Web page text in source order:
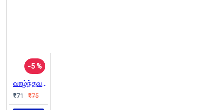
-5 %
வாழ்ந்தவர் கெட்டால் (சந்தியா பதிப்பகம்)
₹71 ₹75